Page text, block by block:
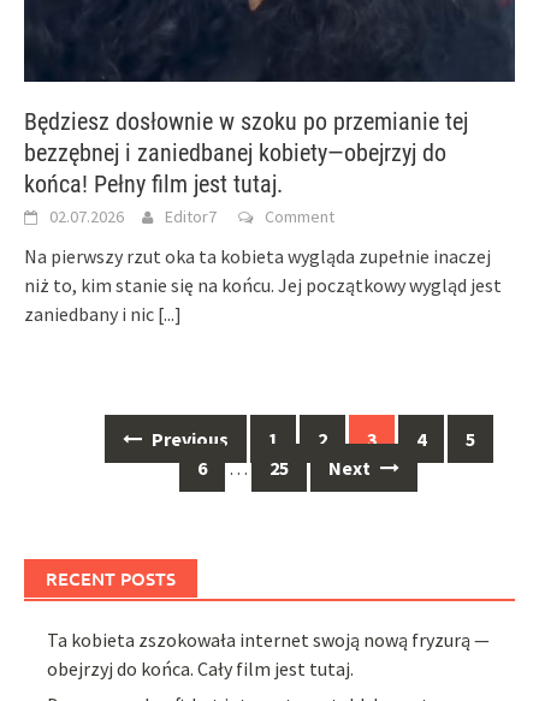
Będziesz dosłownie w szoku po przemianie tej
bezzębnej i zaniedbanej kobiety—obejrzyj do
końca! Pełny film jest tutaj.
02.07.2026 Editor7 Comment
Na pierwszy rzut oka ta kobieta wygląda zupełnie inaczej
niż to, kim stanie się na końcu. Jej początkowy wygląd jest
zaniedbany i nic [...]
navigation
Previous 1 2 3 4
5
6
… 25 Next
RECENT POSTS
Ta kobieta zszokowała internet swoją nową fryzurą —
obejrzyj do końca. Cały film jest tutaj.